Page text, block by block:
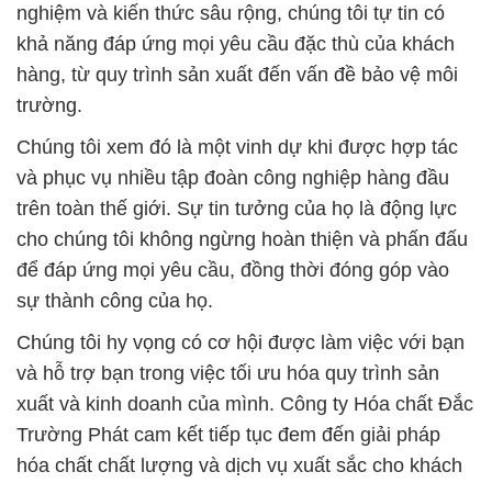
nghiệm và kiến thức sâu rộng, chúng tôi tự tin có
khả năng đáp ứng mọi yêu cầu đặc thù của khách
hàng, từ quy trình sản xuất đến vấn đề bảo vệ môi
trường.
Chúng tôi xem đó là một vinh dự khi được hợp tác
và phục vụ nhiều tập đoàn công nghiệp hàng đầu
trên toàn thế giới. Sự tin tưởng của họ là động lực
cho chúng tôi không ngừng hoàn thiện và phấn đấu
để đáp ứng mọi yêu cầu, đồng thời đóng góp vào
sự thành công của họ.
Chúng tôi hy vọng có cơ hội được làm việc với bạn
và hỗ trợ bạn trong việc tối ưu hóa quy trình sản
xuất và kinh doanh của mình. Công ty Hóa chất Đắc
Trường Phát cam kết tiếp tục đem đến giải pháp
hóa chất chất lượng và dịch vụ xuất sắc cho khách